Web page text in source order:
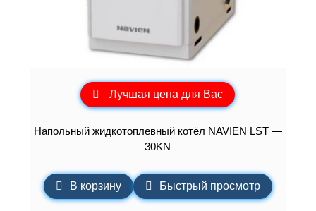
Лучшая цена для Вас
Напольный жидкотоплевный котёл NAVIEN LST —
30KN
В корзину Быстрый просмотр